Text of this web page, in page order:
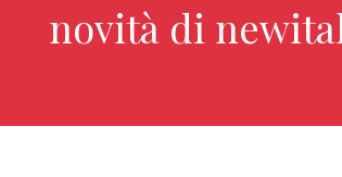
novità di